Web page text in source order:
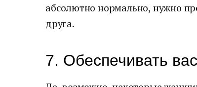
абсолютно нормально, нужно
друга.
7. Обеспечивать вас